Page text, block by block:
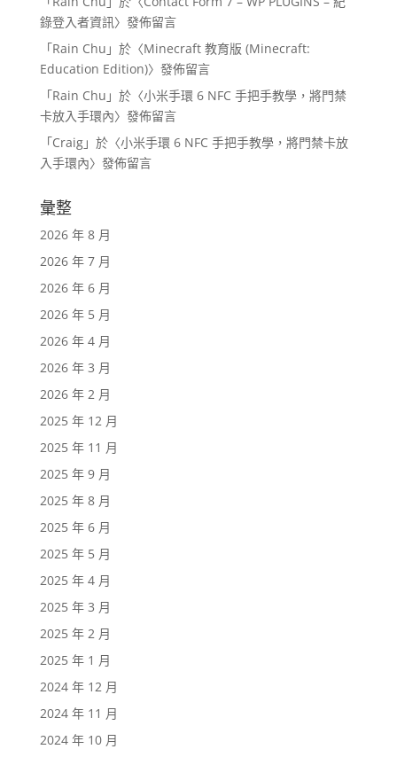
錄登入者資訊〉發佈留言
「Rain Chu 」於〈Minecraft 教育版 (Minecraft:
Education Edition)〉發佈留言
「Rain Chu 」於〈小米手環 6 NFC 手把手教學，將門禁
卡放入手環內〉發佈留言
「Craig」於〈小米手環 6 NFC 手把手教學，將門禁卡放
入手環內〉發佈留言
彙整
2026 年 8 月
2026 年 7 月
2026 年 6 月
2026 年 5 月
2026 年 4 月
2026 年 3 月
2026 年 2 月
2025 年 12 月
2025 年 11 月
2025 年 9 月
2025 年 8 月
2025 年 6 月
2025 年 5 月
2025 年 4 月
2025 年 3 月
2025 年 2 月
2025 年 1 月
2024 年 12 月
2024 年 11 月
2024 年 10 月